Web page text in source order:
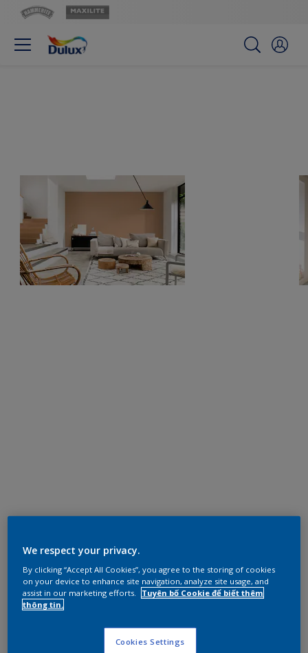
We respect your privacy.
By clicking “Accept All Cookies”, you agree to the storing of cookies
on your device to enhance site navigation, analyze site usage, and
assist in our marketing efforts.
Tuyên bố Cookie để biết thêm
thông tin.
Cookies Settings